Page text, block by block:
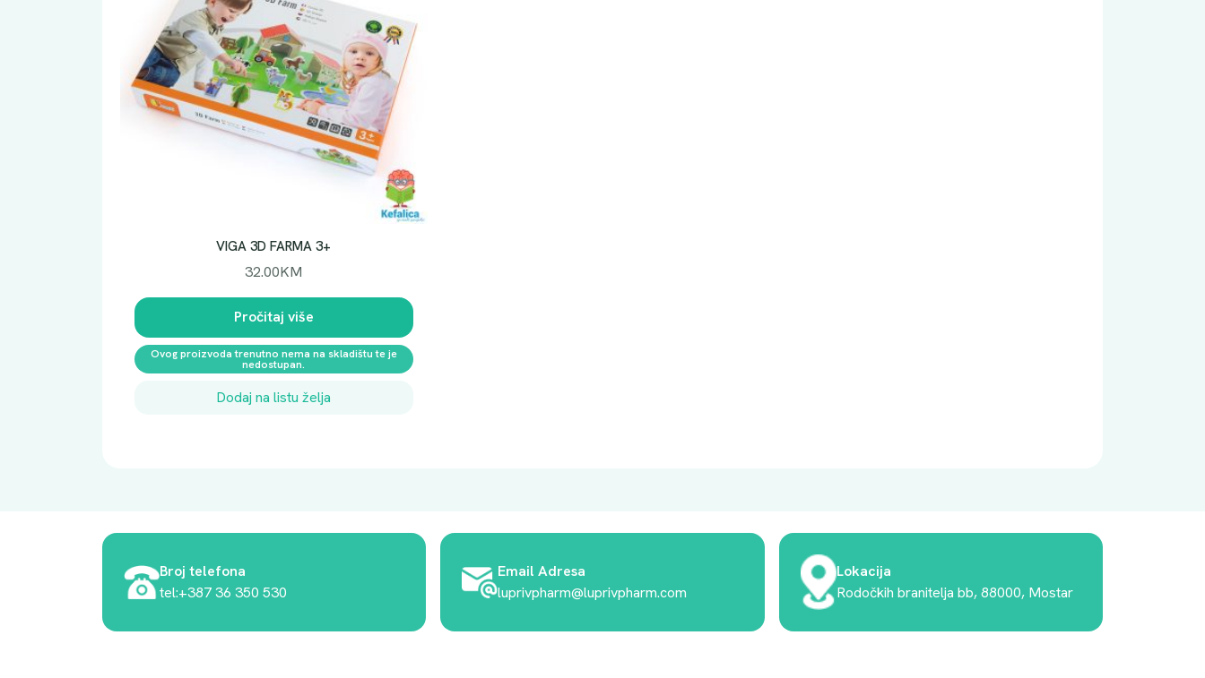
VIGA 3D FARMA 3+
32.00KM
Pročitaj više
Ovog proizvoda trenutno nema na skladištu te je
nedostupan.
Dodaj na listu želja
Broj telefona
tel:+387 36 350 530
Email Adresa
luprivpharm@luprivpharm.com
Lokacija
Rodočkih branitelja bb, 88000, Mostar